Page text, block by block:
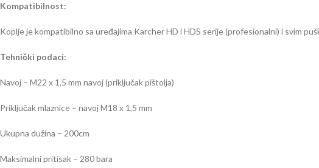
Kompatibilnost:
Koplje je kompatibilno sa uređajima Karcher HD i HDS serije (profesionalni) i svim
Tehnički podaci:
Navoj – M22 x 1,5 mm navoj (priključak pištolja)
Priključak mlaznice – navoj M18 x 1,5 mm
Ukupna dužina – 200cm
Maksimalni pritisak – 280 bara